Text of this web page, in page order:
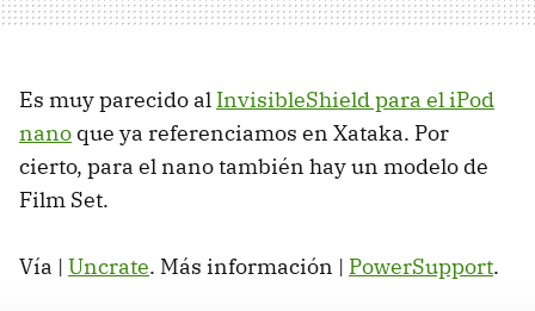
Es muy parecido al InvisibleShield para el iPod
nano que ya referenciamos en Xataka. Por
cierto, para el nano también hay un modelo de
Film Set.
Vía | Uncrate. Más información | PowerSupport.